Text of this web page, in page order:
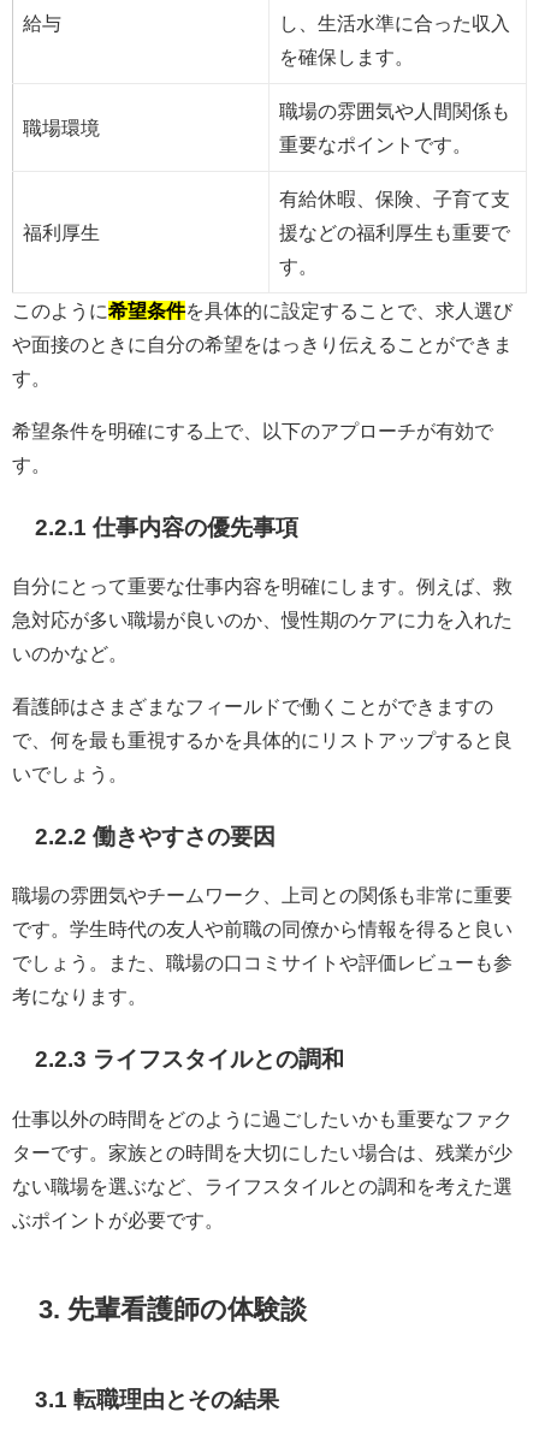
給与
し、生活水準に合った収入
を確保します。
職場環境
職場の雰囲気や人間関係も
重要なポイントです。
福利厚生
有給休暇、保険、子育て支
援などの福利厚生も重要で
す。
このように希望条件を具体的に設定することで、求人選び
や面接のときに自分の希望をはっきり伝えることができま
す。
希望条件を明確にする上で、以下のアプローチが有効で
す。
2.2.1 仕事内容の優先事項
自分にとって重要な仕事内容を明確にします。例えば、救
急対応が多い職場が良いのか、慢性期のケアに力を入れた
いのかなど。
看護師はさまざまなフィールドで働くことができますの
で、何を最も重視するかを具体的にリストアップすると良
いでしょう。
2.2.2 働きやすさの要因
職場の雰囲気やチームワーク、上司との関係も非常に重要
です。学生時代の友人や前職の同僚から情報を得ると良い
でしょう。また、職場の口コミサイトや評価レビューも参
考になります。
2.2.3 ライフスタイルとの調和
仕事以外の時間をどのように過ごしたいかも重要なファク
ターです。家族との時間を大切にしたい場合は、残業が少
ない職場を選ぶなど、ライフスタイルとの調和を考えた選
ぶポイントが必要です。
3. 先輩看護師の体験談
3.1 転職理由とその結果